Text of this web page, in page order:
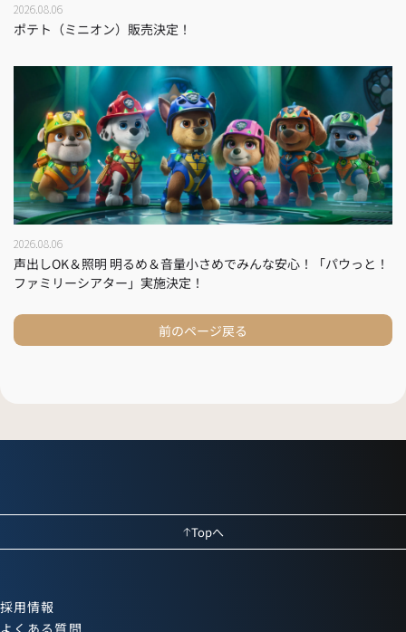
2026.08.06
ポテト（ミニオン）販売決定！
2026.08.06
声出しOK＆照明 明るめ＆音量小さめでみんな安心！「パウっと！
ファミリーシアター」実施決定！
前のページ戻る
Topへ
採用情報